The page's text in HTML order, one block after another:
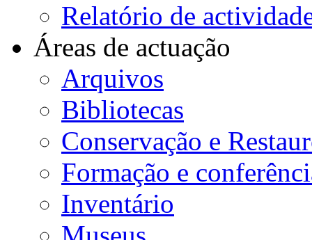
Relatório de
Áreas de actuação
Arquivos
Bibliotecas
Conservação e
Formação e
Inventário